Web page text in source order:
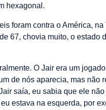
hexagonal.
foram contra o América,
67, chovia muito, o estado
O Jair era um
de nós aparecia, mas não
saía, eu sabia que ele
estava na esquerda, por